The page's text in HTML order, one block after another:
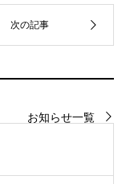
お知らせ一覧